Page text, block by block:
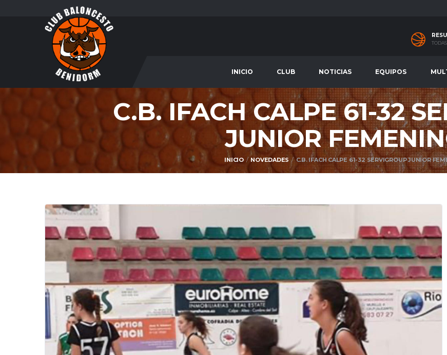
INICIO CLUB NOTICIAS EQUIPOS
C.B. IFACH CALPE 61-32
JUNIOR
INICIO NOVEDADES C.B. IFACH CALPE 61-32 SERVIGROUP JUNIOR